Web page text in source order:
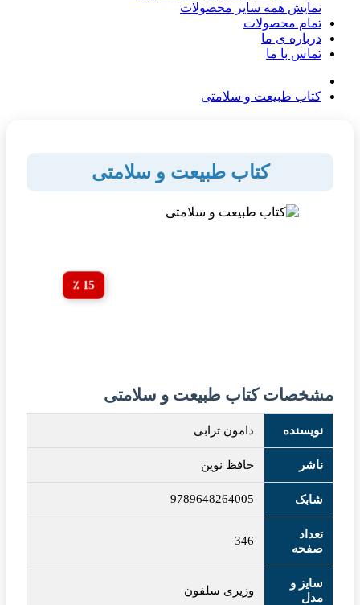
نمایش همه سایر محصولات
تمام محصولات
درباره ی ما
تماس با ما
کتاب طبیعت و سلامتی
کتاب طبیعت و سلامتی
15 ٪
مشخصات کتاب طبیعت و سلامتی
نویسنده دامون ترابی
ناشر حافظ نوین
شابک 9789648264005
تعداد
صفحه
346
سایز و
مدل
وزیری سلفون